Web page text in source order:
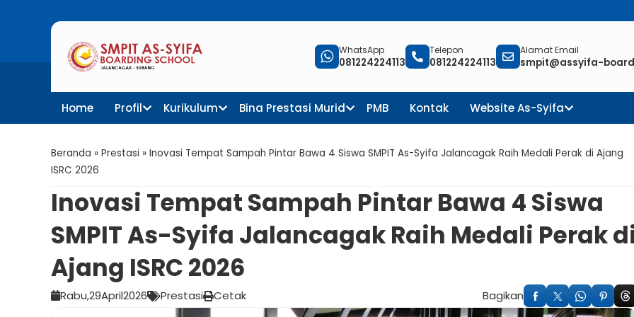
Penerimaan Murid Baru SMPIT Assyifa Boarding
WhatsApp
081224224113
Telepon
081224224113
Alamat Email
smpit@assyifa-
Home Profil Kurikulum Bina Prestasi Murid PMB Kontak Website As-Syifa
Beranda » Prestasi » Inovasi Tempat Sampah Pintar Bawa 4 Siswa SMPIT As-Syifa Jalancagak Raih Medali Perak di Ajang
ISRC 2026
Inovasi Tempat Sampah Pintar Bawa 4 Siswa
SMPIT As-Syifa Jalancagak Raih Medali Perak
Ajang ISRC 2026
Rabu,29April2026 Prestasi Cetak Bagikan